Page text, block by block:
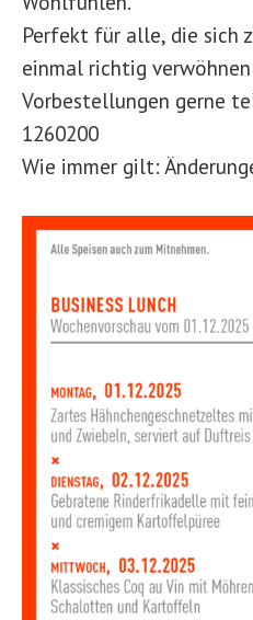
Perfekt für alle, die sich
einmal richtig
Vorbestellungen gerne
1260200
Wie immer gilt: